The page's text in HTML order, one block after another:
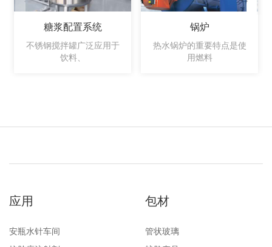
糖浆配置系统
不锈钢搅拌罐广泛应用于
饮料、
锅炉
热水锅炉的重要特点是使
用燃料
应用
安瓶水针车间
包材
管状玻璃